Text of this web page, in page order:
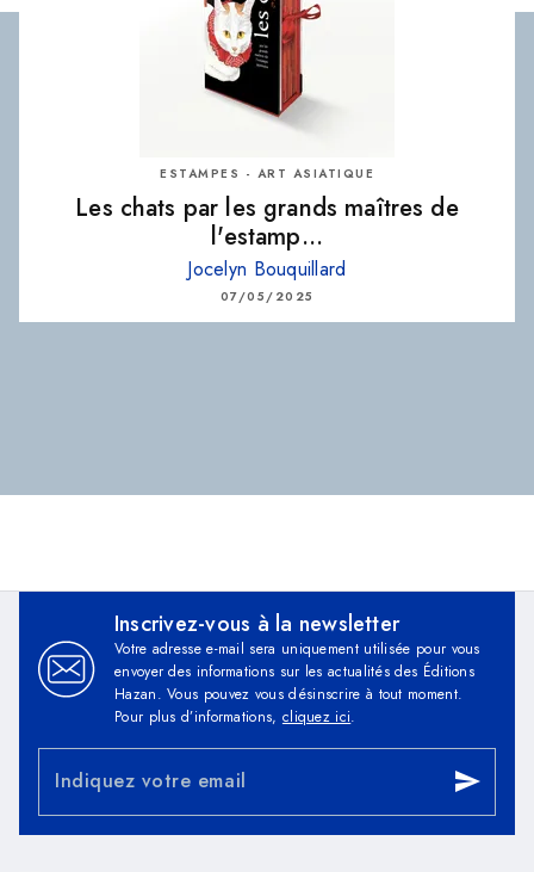
ESTAMPES - ART ASIATIQUE
Les chats par les grands maîtres de
l'estamp…
Jocelyn Bouquillard
07/05/2025
Inscrivez-vous à la newsletter
Votre adresse e-mail sera uniquement utilisée pour vous
envoyer des informations sur les actualités des Éditions
Hazan. Vous pouvez vous désinscrire à tout moment.
Pour plus d’informations, cliquez ici.
Indiquez votre email send